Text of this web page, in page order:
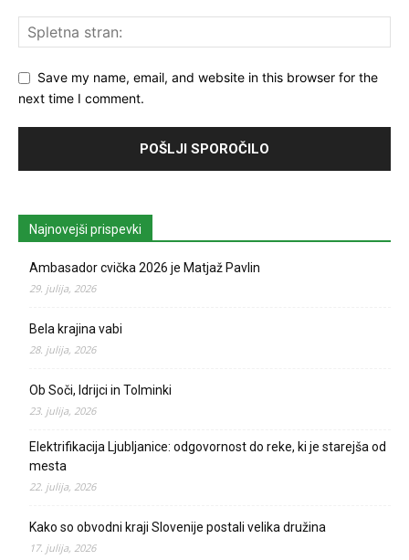
Save my name, email, and website in this browser for the
next time I comment.
Najnovejši prispevki
Ambasador cvička 2026 je Matjaž Pavlin
29. julija, 2026
Bela krajina vabi
28. julija, 2026
Ob Soči, Idrijci in Tolminki
23. julija, 2026
Elektrifikacija Ljubljanice: odgovornost do reke, ki je starejša od
mesta
22. julija, 2026
Kako so obvodni kraji Slovenije postali velika družina
17. julija, 2026